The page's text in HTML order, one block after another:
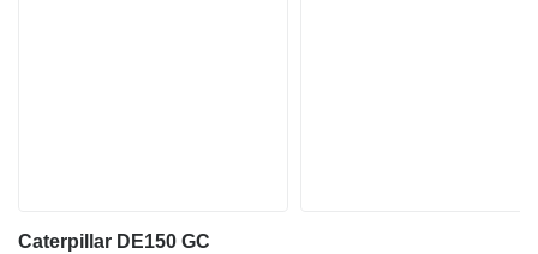
Caterpillar DE150 GC